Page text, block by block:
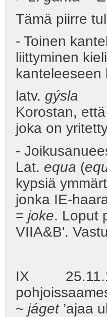
Tämä piirre
- Toinen
liittyminen
kanteleeseen
latv. gýsla
Korostan,
joka on
-
Lat. equa (
kypsiä
jonka IE-
= joke. Loput
VIIA&B'.
IX 25.11.14
~ jáget’ajaa